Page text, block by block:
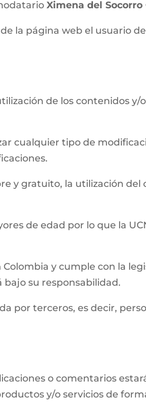
Ximena del Socorro
la página web el usuario
de los contenidos
cualquier tipo de
y gratuito, la utilización
de edad por lo que la
y cumple con la
bajo su responsabilidad.
por terceros, es decir,
o comentarios
y/o servicios de